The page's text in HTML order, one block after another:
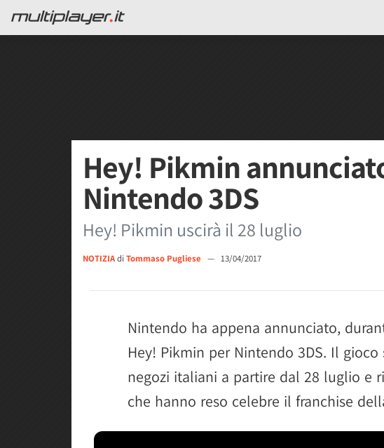
Hey! Pikmin
Nintendo 3DS
Hey! Pikmin uscirà il 28 luglio
NOTIZIAdi Tommaso Pugliese — 13/04/2017
Nintendo ha appena annunciato,
Hey! Pikmin per Nintendo 3DS. Il
negozi italiani a partire dal 28 luglio e
che hanno reso celebre il franchise